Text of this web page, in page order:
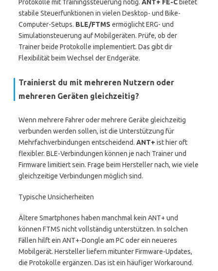
Protokolle mit Trainingssteuerung nötig. ANT+ FE-C bietet
stabile Steuerfunktionen in vielen Desktop- und Bike-
Computer-Setups. BLE/FTMS ermöglicht ERG- und
Simulationsteuerung auf Mobilgeräten. Prüfe, ob der
Trainer beide Protokolle implementiert. Das gibt dir
Flexibilität beim Wechsel der Endgeräte.
Trainierst du mit mehreren Nutzern oder
mehreren Geräten gleichzeitig?
Wenn mehrere Fahrer oder mehrere Geräte gleichzeitig
verbunden werden sollen, ist die Unterstützung für
Mehrfachverbindungen entscheidend. ANT+ ist hier oft
flexibler. BLE-Verbindungen können je nach Trainer und
Firmware limitiert sein. Frage beim Hersteller nach, wie viele
gleichzeitige Verbindungen möglich sind.
Typische Unsicherheiten
Ältere Smartphones haben manchmal kein ANT+ und
können FTMS nicht vollständig unterstützen. In solchen
Fällen hilft ein ANT+-Dongle am PC oder ein neueres
Mobilgerät. Hersteller liefern mitunter Firmware-Updates,
die Protokolle ergänzen. Das ist ein häufiger Workaround.